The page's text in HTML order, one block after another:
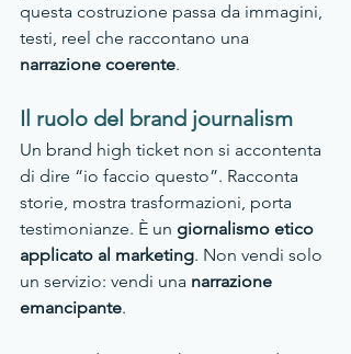
questa costruzione passa da immagini,
testi, reel che raccontano una
narrazione coerente.
Il ruolo del brand journalism
Un brand high ticket non si accontenta
di dire “io faccio questo”. Racconta
storie, mostra trasformazioni, porta
testimonianze. È un giornalismo etico
applicato al marketing. Non vendi solo
un servizio: vendi una narrazione
emancipante.